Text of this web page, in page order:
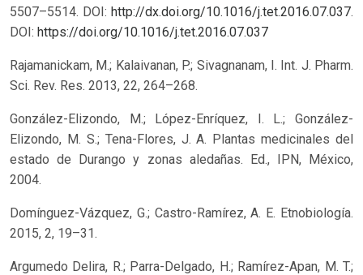
5507–5514. DOI: http://dx.doi.org/10.1016/j.tet.2016.07.037.
DOI: https://doi.org/10.1016/j.tet.2016.07.037
Rajamanickam, M.; Kalaivanan, P.; Sivagnanam, I. Int. J. Pharm.
Sci. Rev. Res. 2013, 22, 264–268.
González-Elizondo, M.; López-Enríquez, I. L.; González-
Elizondo, M. S.; Tena-Flores, J. A. Plantas medicinales del
estado de Durango y zonas aledañas. Ed., IPN, México,
2004.
Domínguez-Vázquez, G.; Castro-Ramírez, A. E. Etnobiología.
2015, 2, 19–31.
Argumedo Delira, R.; Parra-Delgado, H.; Ramírez-Apan, M. T.;